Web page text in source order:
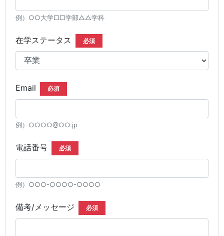
例）○○大学□□学部△△学科
在学ステータス 必須
Email 必須
例）○○○○@○○.jp
電話番号 必須
例）○○○-○○○○-○○○○
備考/メッセージ 必須